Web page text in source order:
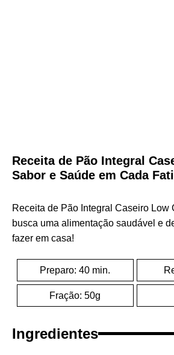
Receita de Pão Integral
Sabor e Saúde em Cada
Receita de Pão Integral Caseiro Low
busca uma alimentação saudável e
fazer em casa!
Preparo: 40 min.
Fração: 50g
Ingredientes